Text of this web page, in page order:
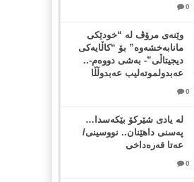
0
وێنەی مرۆڤ لە “خودێکی
مانابەخشەوە” بۆ “کاڵایەکی
دیجیتاڵی”- بەشی دووەم-..
عەبدولموتەلیب عەبدوڵڵا
0
لە یادی شێرکۆ بێکەسدا…
پەسنی داهێنان.. نووسینی/
عەتا قەرەداخی
0